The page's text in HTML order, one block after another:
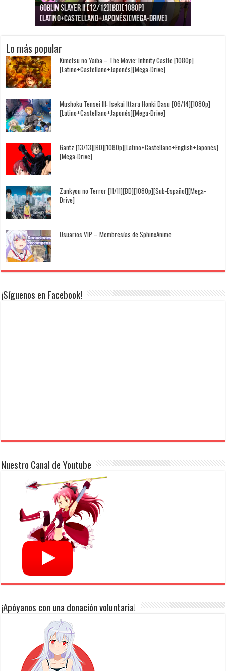
Goblin Slayer II [12/12][BD][1080p]
[Latino+Castellano+Japonés][Mega-Drive]
Jujutsu Kaisen: Kaigyoku/Gyokusetsu [1080p]
[Latino+Japonés][Mega-Drive]
Kimi to, Nami ni Noretara [BD][1080p]
[Latino+Castellano+Japonés][Mega-Drive]
Nukitashi the Animation [11/11+OVAS][BD]
[1080p][Sub-Español][Mega-Drive]
Kimi wa Houkago Insomnia [13/13][BD][1080p]
[Castellano+English+Japonés][Mega-Drive]
Getsuyoubi no Tawawa [12/12+Especiales][BD]
[1080p][Sub-Español][Mega-Drive]
Lo más popular
Kimetsu no Yaiba – The Movie: Infinity Castle [1080p]
[Latino+Castellano+Japonés][Mega-Drive]
Mushoku Tensei III: Isekai Ittara Honki Dasu [06/14][1080p]
[Latino+Castellano+Japonés][Mega-Drive]
Gantz [13/13][BD][1080p][Latino+Castellano+English+Japonés]
[Mega-Drive]
Zankyou no Terror [11/11][BD][1080p][Sub-Español][Mega-
Drive]
Usuarios VIP – Membresías de SphinxAnime
¡Síguenos en Facebook!
Nuestro Canal de Youtube
¡Apóyanos con una donación voluntaria!